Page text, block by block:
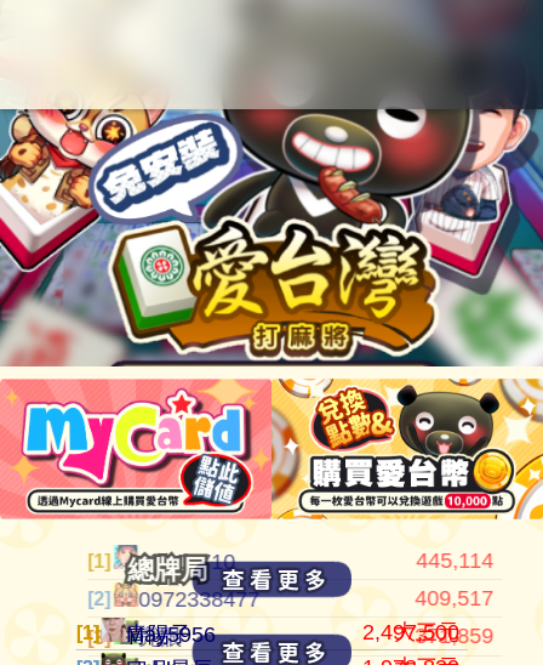
江湖風雲 105,030,046
田寮阿寶 37,337,896
[3] 11060203 24,264,182
07100710 112,356 (25.24%)
0972338477 106,734 (26.06%)
[3] 亮眼 103,424 (27.81%)
總牌局
總牌局
07100710 445,114
0972338477 409,517
[3] 亮眼 371,859
[1] 青陽子 2,497,500
[1] May5956 大三元